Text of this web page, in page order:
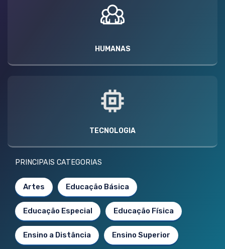
HUMANAS
TECNOLOGIA
PRINCIPAIS CATEGORIAS
Artes Educação Básica
Educação Especial Educação Física
Ensino a Distância Ensino Superior